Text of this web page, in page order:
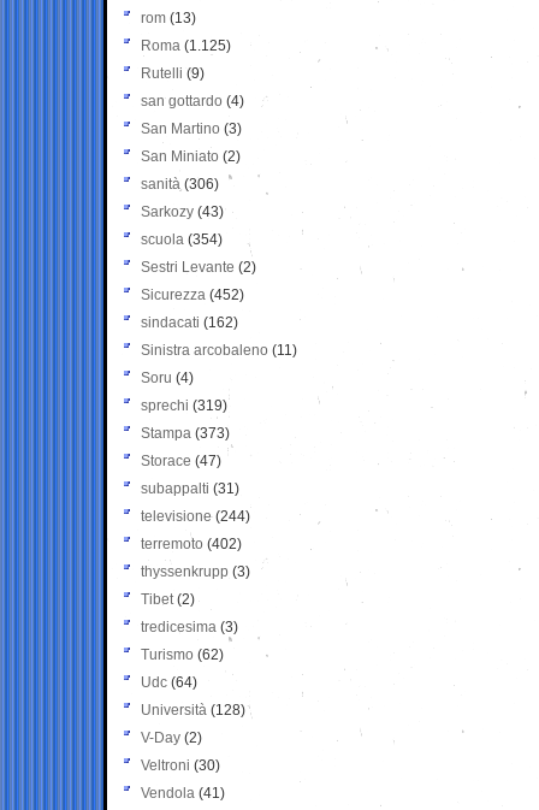
rom (13)
Roma (1.125)
Rutelli (9)
san gottardo (4)
San Martino (3)
San Miniato (2)
sanità (306)
Sarkozy (43)
scuola (354)
Sestri Levante (2)
Sicurezza (452)
sindacati (162)
Sinistra arcobaleno (11)
Soru (4)
sprechi (319)
Stampa (373)
Storace (47)
subappalti (31)
televisione(244)
terremoto (402)
thyssenkrupp (3)
Tibet(2)
tredicesima (3)
Turismo (62)
Udc (64)
Università (128)
V-Day (2)
Veltroni (30)
Vendola (41)